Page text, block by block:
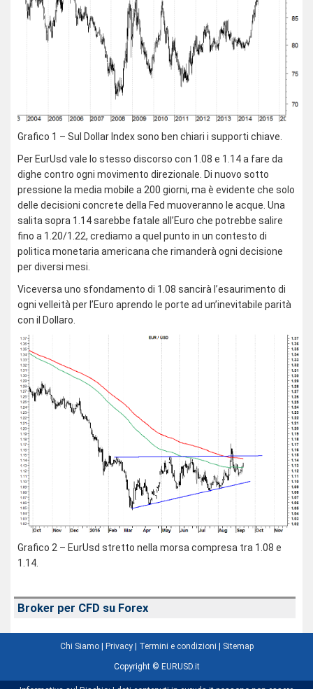
Grafico 1 – Sul Dollar Index sono ben chiari i supporti chiave.
Per EurUsd vale lo stesso discorso con 1.08 e 1.14 a fare da
dighe contro ogni movimento direzionale. Di nuovo sotto
pressione la media mobile a 200 giorni, ma è evidente che solo
delle decisioni concrete della Fed muoveranno le acque. Una
salita sopra 1.14 sarebbe fatale all’Euro che potrebbe salire
fino a 1.20/1.22, crediamo a quel punto in un contesto di
politica monetaria americana che rimanderà ogni decisione
per diversi mesi.
Viceversa uno sfondamento di 1.08 sancirà l’esaurimento di
ogni velleità per l’Euro aprendo le porte ad un’inevitabile parità
con il Dollaro.
Grafico 2 – EurUsd stretto nella morsa compresa tra 1.08 e
1.14.
Broker per CFD su Forex
Chi Siamo| Privacy| Termini e condizioni Sitemap
Copyright © EURUSD.it